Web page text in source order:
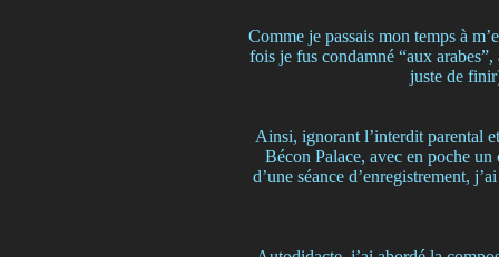
Comme je passais mon temps à
fois je fus condamné “aux
juste de
Ainsi, ignorant l’interdit parental
Bécon Palace, avec en poche
d’une séance d’enregistrement,